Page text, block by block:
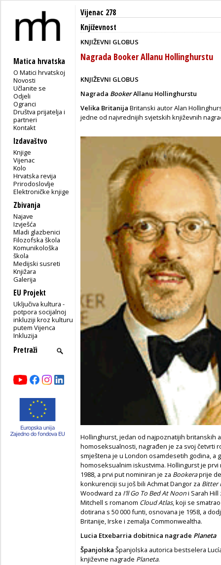
Matica hrvatska
O Matici hrvatskoj
Novosti
Učlanite se
Odjeli
Ogranci
Društva prijatelja i
partneri
Kontakt
Izdavaštvo
Knjige
Vijenac
Kolo
Hrvatska revija
Prirodoslovlje
Elektroničke knjige
Zbivanja
Najave
Izvješća
Mladi glazbenici
Filozofska škola
Komunikološka
škola
Medijski susreti
Knjižara
Galerija
EU Projekt
Uključiva kultura -
potpora socijalnoj
inkluziji kroz kulturu
putem Vijenca
Inkluzija
Vijenac 278
Književnost
KNJIŽEVNI GLOBUS
Nagrada Booker Allanu Hollinghurstu
KNJIŽEVNI GLOBUS
Nagrada BookerAllanu Hollinghurstu
Velika Britanija Britanski autor Alan
jedne od najvrednijih svjetskih književnih
Hollinghurst, jedan od najpoznatijih britanskih
homoseksualnosti, nagrađen je za svoj četvrti
smještena je u London osamdesetih godina, a
homoseksualnim iskustvima. Hollingurst je
1988, a prvi put nominiran je za Bookeraprije
konkurenciji su još bili Achmat Dangor za Bitter
Woodward za I’ll Go To Bed At Nooni Sarah
Mitchell s romanom Cloud Atlas, koji se
dotirana s 50 000 funti, osnovana je 1958, a
Britanije, Irske i zemalja Commonwealtha.
Lucia Etxebarria dobitnica nagrade Planeta
Španjolska Španjolska autorica bestselera
književne nagrade Planeta.